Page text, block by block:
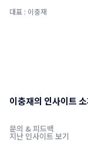
대표 : 이충재
이충재의 인사이트
문의 & 피드백
지난 인사이트 보기